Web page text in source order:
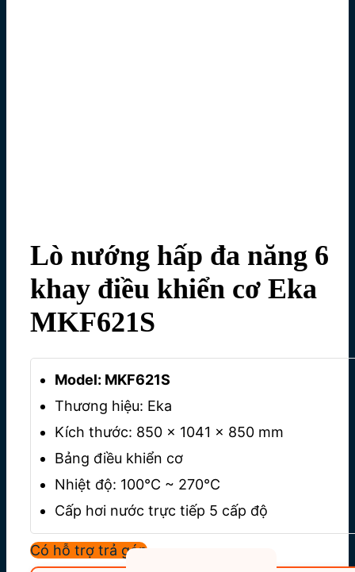
Lò nướng hấp đa năng 6
khay điều khiển cơ Eka
MKF621S
Model: MKF621S
Thương hiệu: Eka
Kích thước: 850 x 1041 x 850 mm
Bảng điều khiển cơ
Nhiệt độ: 100°C ~ 270°C
Cấp hơi nước trực tiếp 5 cấp độ
Số khay: 6 khay GN 2/1
Khoảng cách giữa các khay: 80 mm
Có hỗ trợ trả góp